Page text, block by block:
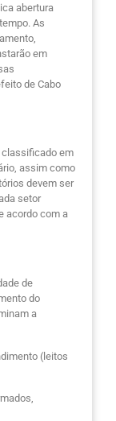
abertura
As
em
de Cabo
classificado em
assim como
devem ser
setor
acordo com a
de
do
a
(leitos